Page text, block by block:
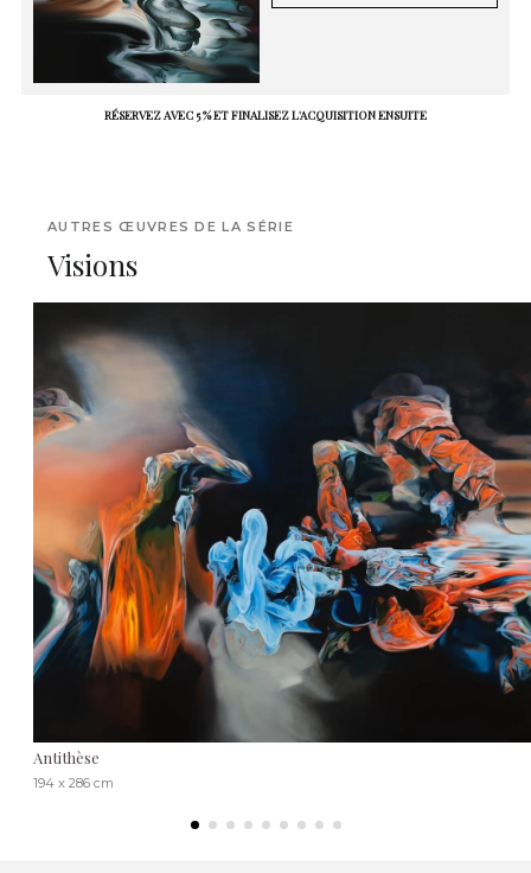
RÉSERVEZ AVEC 5 % ET FINALISEZ L'ACQUISITION ENSUITE
AUTRES ŒUVRES DE LA SÉRIE
Visions
Antithèse
194 x 286 cm